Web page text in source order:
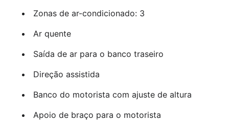
Zonas de ar-condicionado: 3
Ar quente
Saída de ar para o banco traseiro
Direção assistida
Banco do motorista com ajuste de altura
Apoio de braço para o motorista